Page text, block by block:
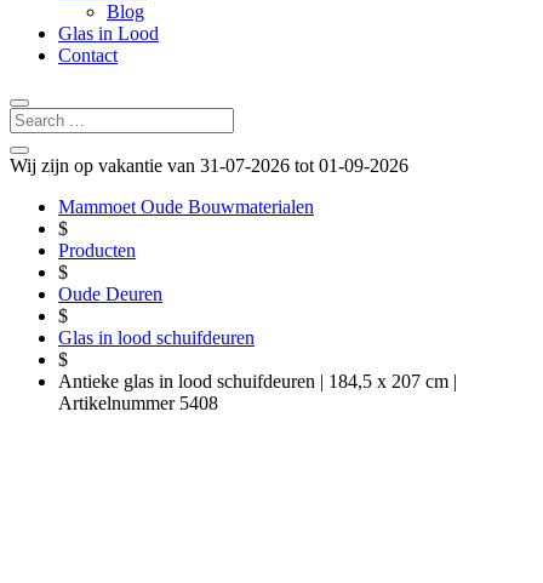
Blog
Glas in Lood
Contact
Wij zijn op vakantie van 31-07-2026 tot 01-09-2026
Mammoet Oude Bouwmaterialen
$
Producten
$
Oude Deuren
$
Glas in lood schuifdeuren
$
Antieke glas in lood schuifdeuren | 184,5 x 207 cm |
Artikelnummer 5408